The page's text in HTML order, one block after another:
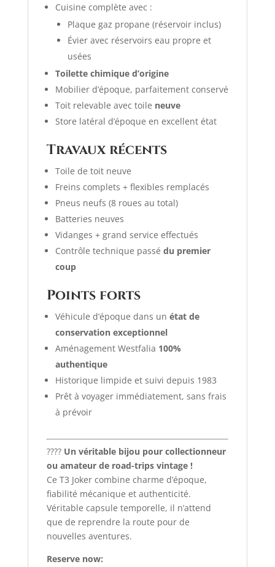
Cuisine complète avec :
Plaque gaz propane (réservoir inclus)
Évier avec réservoirs eau propre et
usées
Toilette chimique d’origine
Mobilier d’époque, parfaitement conservé
Toit relevable avec toile neuve
Store latéral d’époque en excellent état
Travaux récents
Toile de toit neuve
Freins complets + flexibles remplacés
Pneus neufs (8 roues au total)
Batteries neuves
Vidanges + grand service effectués
Contrôle technique passé du premier
coup
Points forts
Véhicule d’époque dans un état de
conservation exceptionnel
Aménagement Westfalia 100%
authentique
Historique limpide et suivi depuis 1983
Prêt à voyager immédiatement, sans frais
à prévoir
???? Un véritable bijou pour collectionneur
ou amateur de road-trips vintage !
Ce T3 Joker combine charme d’époque,
fiabilité mécanique et authenticité.
Véritable capsule temporelle, il n’attend
que de reprendre la route pour de
nouvelles aventures.
Reserve now: